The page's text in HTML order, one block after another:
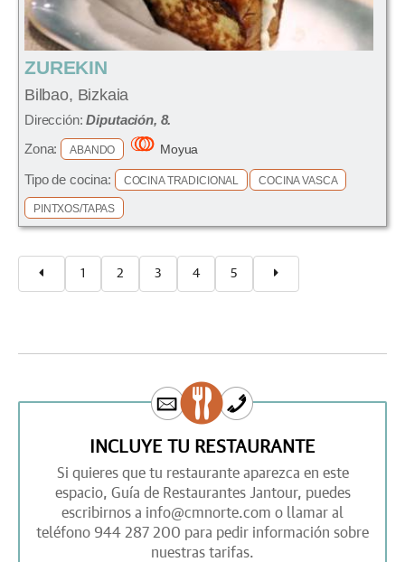
ZUREKIN
Bilbao, Bizkaia
Dirección:Diputación, 8.
Zona:
ABANDO Moyua
Tipo de cocina: COCINA TRADICIONAL COCINA VASCA
PINTXOS/TAPAS
1 2 3 4 5
INCLUYE TU RESTAURANTE
Si quieres que tu restaurante aparezca en este
espacio, Guía de Restaurantes Jantour, puedes
escribirnos a info@cmnorte.com o llamar al
teléfono 944 287 200 para pedir información sobre
nuestras tarifas.